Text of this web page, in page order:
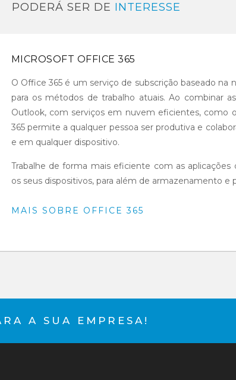
PODERÁ SER DE INTERESSE
MICROSOFT OFFICE 365
O Office 365 é um serviço de subscrição baseado
para os métodos de trabalho atuais. Ao combinar
Outlook, com serviços em nuvem eficientes, como
365 permite a qualquer pessoa ser produtiva e
e em qualquer dispositivo.
Trabalhe de forma mais eficiente com as
os seus dispositivos, para além de armazenamento e
MAIS SOBRE OFFICE 365
A SUA EMPRESA!